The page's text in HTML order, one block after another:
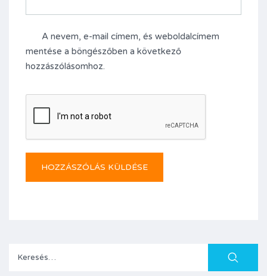
A nevem, e-mail címem, és weboldalcímem
mentése a böngészőben a következő
hozzászólásomhoz.
Keresés: